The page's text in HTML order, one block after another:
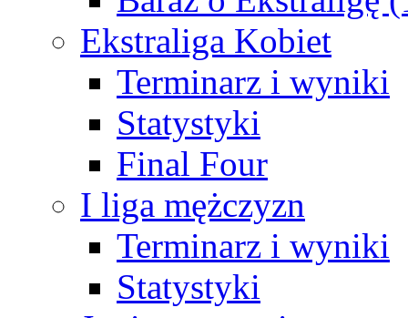
Ekstraliga Kobiet
Terminarz i wyniki
Statystyki
Final Four
I liga mężczyzn
Terminarz i wyniki
Statystyki